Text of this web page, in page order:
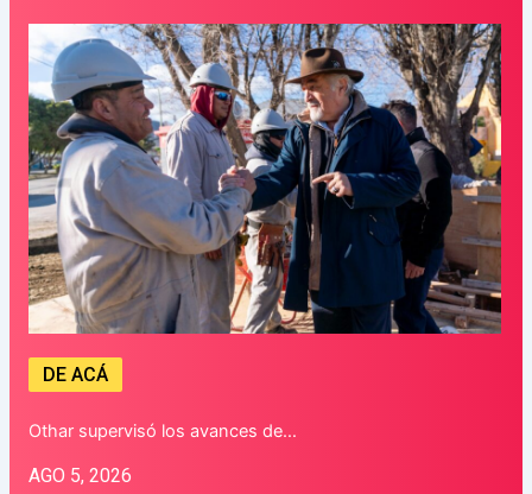
DE ACÁ
Othar supervisó los avances de…
AGO 5, 2026